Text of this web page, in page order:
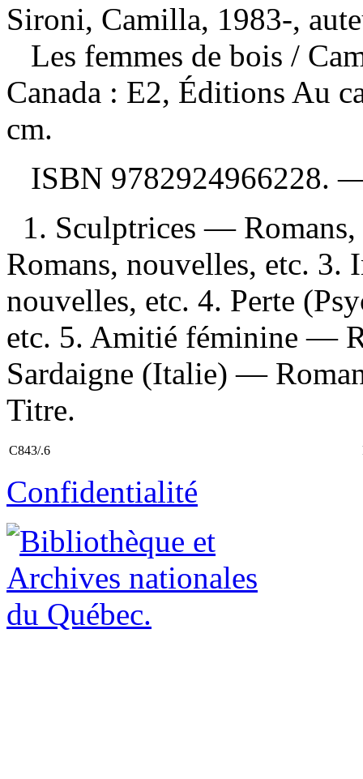
Sironi, Camilla, 1983-,
Les femmes de bois /
Canada : E2, Éditions Au
cm.
ISBN 9782924966228.
1. Sculptrices —
Romans, nouvelles, etc.
nouvelles, etc. 4. Perte
etc. 5. Amitié féminine —
Sardaigne (Italie) —
Titre.
C843/.6
Confidentialité